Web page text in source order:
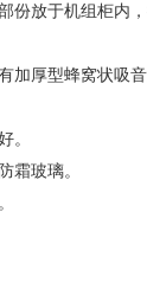
放于机组柜内
厚型蜂窝状吸音
。
霜玻璃。